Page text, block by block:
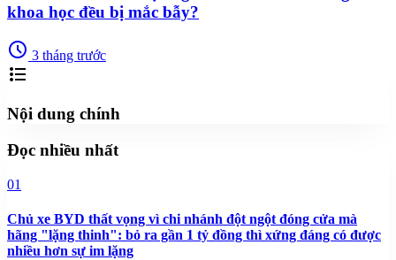
khoa học đều bị mắc bẫy?
schedule 3 tháng trước
format_list_bulleted
Nội dung chính
Đọc nhiều nhất
01
Chủ xe BYD thất vọng vì chi nhánh đột ngột đóng cửa mà
hãng "lặng thinh": bỏ ra gần 1 tỷ đồng thì xứng đáng có được
nhiều hơn sự im lặng